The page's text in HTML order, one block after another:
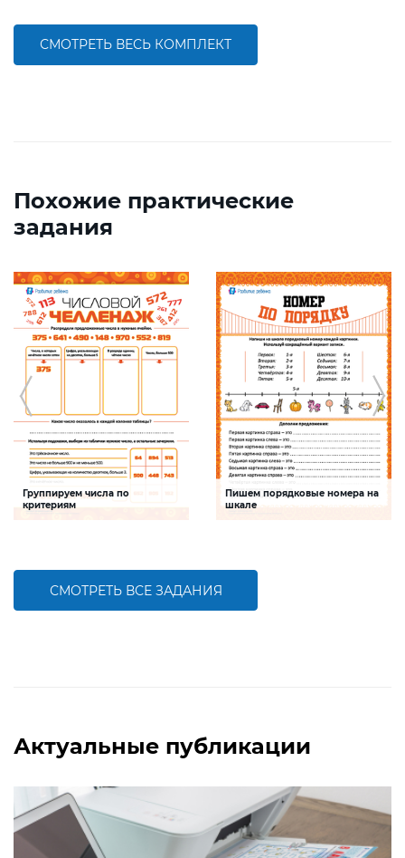
СМОТРЕТЬ ВЕСЬ КОМПЛЕКТ
Похожие практические
задания
Группируем числа по
критериям
Пишем порядковые номера на
шкале
работать с числами первого десятка
СМОТРЕТЬ ВСЕ ЗАДАНИЯ
Актуальные публикации